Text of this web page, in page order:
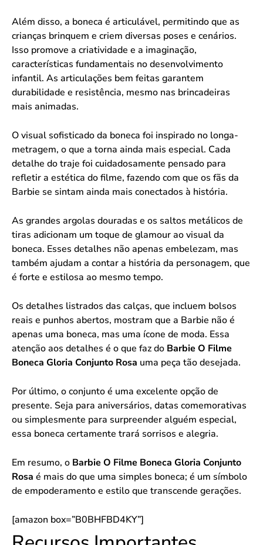
Além disso, a boneca é articulável, permitindo que as
crianças brinquem e criem diversas poses e cenários.
Isso promove a criatividade e a imaginação,
características fundamentais no desenvolvimento
infantil. As articulações bem feitas garantem
durabilidade e resistência, mesmo nas brincadeiras
mais animadas.
O visual sofisticado da boneca foi inspirado no longa-
metragem, o que a torna ainda mais especial. Cada
detalhe do traje foi cuidadosamente pensado para
refletir a estética do filme, fazendo com que os fãs da
Barbie se sintam ainda mais conectados à história.
As grandes argolas douradas e os saltos metálicos de
tiras adicionam um toque de glamour ao visual da
boneca. Esses detalhes não apenas embelezam, mas
também ajudam a contar a história da personagem, que
é forte e estilosa ao mesmo tempo.
Os detalhes listrados das calças, que incluem bolsos
reais e punhos abertos, mostram que a Barbie não é
apenas uma boneca, mas uma ícone de moda. Essa
atenção aos detalhes é o que faz do Barbie O Filme
Boneca Gloria Conjunto Rosa uma peça tão desejada.
Por último, o conjunto é uma excelente opção de
presente. Seja para aniversários, datas comemorativas
ou simplesmente para surpreender alguém especial,
essa boneca certamente trará sorrisos e alegria.
Em resumo, o Barbie O Filme Boneca Gloria Conjunto
Rosa é mais do que uma simples boneca; é um símbolo
de empoderamento e estilo que transcende gerações.
[amazon box=”B0BHFBD4KY”]